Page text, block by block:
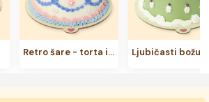
Retro šare - torta iz kolekcije 8. mart